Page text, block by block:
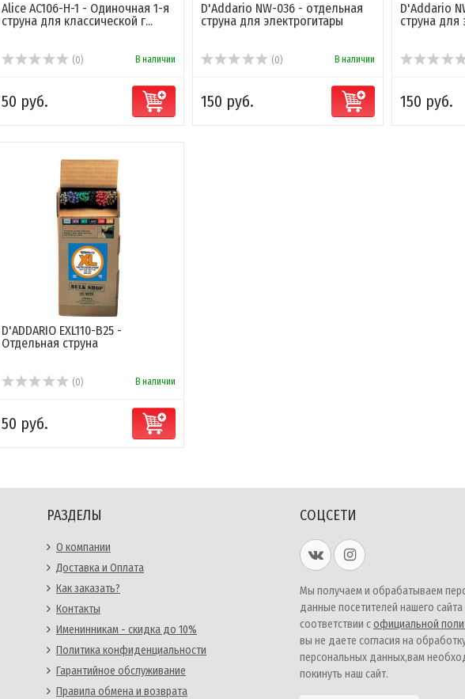
Alice AC106-H-1 - Одиночная 1-я
струна для классической г...
(0) В наличии
50 руб.
D'Addario NW-036 - отдельная
струна для электрогитары
(0) В наличии
150 руб.
D'Addario
струна для
150 руб.
D'ADDARIO EXL110-B25 -
Отдельная струна
(0) В наличии
50 руб.
РАЗДЕЛЫ
О компании
Доставка и Оплата
Как заказать?
Контакты
Именинникам - скидка до 10%
Политика конфиденциальности
Гарантийное обслуживание
Правила обмена и возврата
СОЦСЕТИ
Мы получаем и обрабатываем
данные посетителей нашего сайта
соответствии софициальной
вы не даете согласия на
персональных данных,вам
покинуть наш сайт.